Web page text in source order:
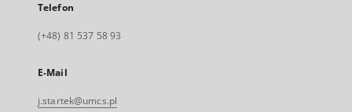
Telefon
(+48) 81 537 58 93
E-Mail
j.startek@umcs.pl